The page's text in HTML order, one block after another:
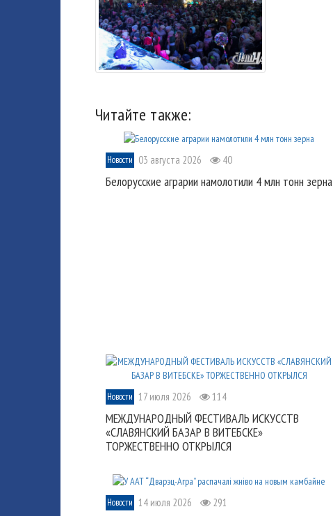
Читайте также:
Новости 03 августа 2026 40
Белорусские аграрии намолотили 4 млн тонн зерна
Новости 17 июля 2026 114
МЕЖДУНАРОДНЫЙ ФЕСТИВАЛЬ ИСКУССТВ
«СЛАВЯНСКИЙ БАЗАР В ВИТЕБСКЕ»
ТОРЖЕСТВЕННО ОТКРЫЛСЯ
Новости 14 июля 2026 291